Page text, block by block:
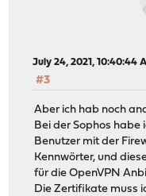
July 24, 2021, 10:40:44
#3
Aber ich hab noch
Bei der Sophos habe
Benutzer mit der
Kennwörter, und
für die OpenVPN
Die Zertifikate muss